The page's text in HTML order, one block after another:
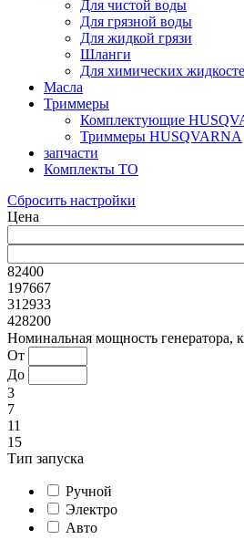
Для чистой воды
Для грязной воды
Для жидкой грязи
Шланги
Для химических
Масла
Триммеры
Комплектующие
Триммеры HUSQVARNA
запчасти
Комплекты ТО
Сбросить настройки
Цена
82400
197667
312933
428200
Номинальная мощность генератора,
От
До
3
7
11
15
Тип запуска
Ручной
Электро
Авто